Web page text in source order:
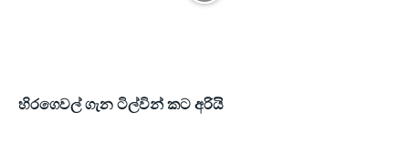
හිරගෙවල් ගැන ටිල්වින් කට අරියි